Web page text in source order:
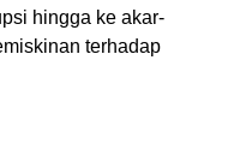
hingga ke akar-
terhadap